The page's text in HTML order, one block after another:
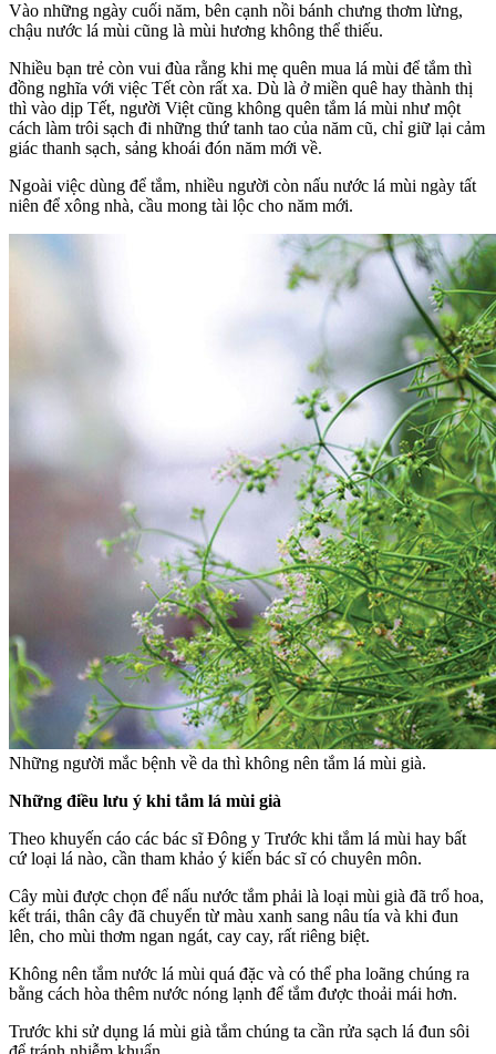
Vào những ngày cuối năm, bên cạnh nồi bánh chưng thơm lừng,
chậu nước lá mùi cũng là mùi hương không thể thiếu.
Nhiều bạn trẻ còn vui đùa rằng khi mẹ quên mua lá mùi để tắm thì
đồng nghĩa với việc Tết còn rất xa. Dù là ở miền quê hay thành thị
thì vào dịp Tết, người Việt cũng không quên tắm lá mùi như một
cách làm trôi sạch đi những thứ tanh tao của năm cũ, chỉ giữ lại cảm
giác thanh sạch, sảng khoái đón năm mới về.
Ngoài việc dùng để tắm, nhiều người còn nấu nước lá mùi ngày tất
niên để xông nhà, cầu mong tài lộc cho năm mới.
Những người mắc bệnh về da thì không nên tắm lá mùi già.
Những điều lưu ý khi tắm lá mùi già
Theo khuyến cáo các bác sĩ Đông y Trước khi tắm lá mùi hay bất
cứ loại lá nào, cần tham khảo ý kiến bác sĩ có chuyên môn.
Cây mùi được chọn để nấu nước tắm phải là loại mùi già đã trổ hoa,
kết trái, thân cây đã chuyển từ màu xanh sang nâu tía và khi đun
lên, cho mùi thơm ngan ngát, cay cay, rất riêng biệt.
Không nên tắm nước lá mùi quá đặc và có thể pha loãng chúng ra
bằng cách hòa thêm nước nóng lạnh để tắm được thoải mái hơn.
Trước khi sử dụng lá mùi già tắm chúng ta cần rửa sạch lá đun sôi